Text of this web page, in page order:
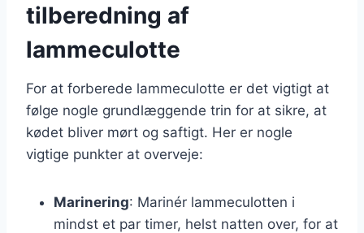
tilberedning af
lammeculotte
For at forberede lammeculotte er det vigtigt at
følge nogle grundlæggende trin for at sikre, at
kødet bliver mørt og saftigt. Her er nogle
vigtige punkter at overveje:
Marinering: Marinér lammeculotten i
mindst et par timer, helst natten over, for at